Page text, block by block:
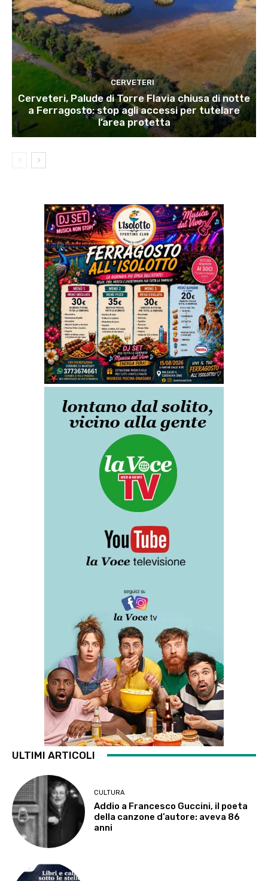
CERVETERI
Cerveteri, Palude di Torre Flavia chiusa di notte
a Ferragosto: stop agli accessi per tutelare
l’area protetta
ULTIMI ARTICOLI
CULTURA
Addio a Francesco Guccini, il poeta
della canzone d’autore: aveva 86
anni